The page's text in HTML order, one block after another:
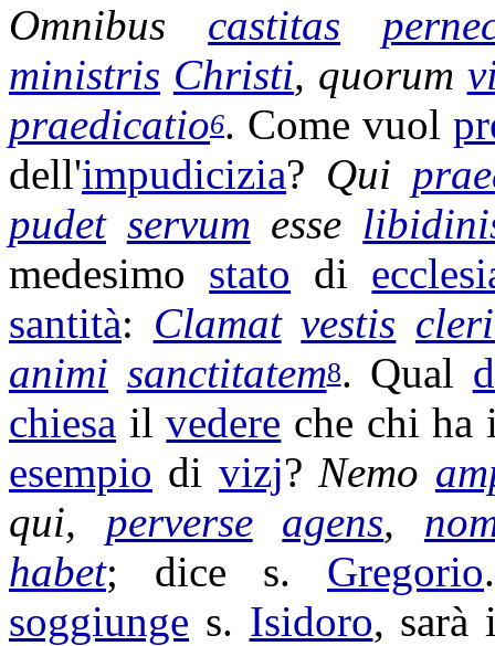
Omnibus castitas
ministris Christi, quorum
praedicatio6. Come vuol
dell'impudicizia? Qui
pudet servum esse
medesimo stato di
santità: Clamat vestis
animi sanctitatem8. Qual
chiesa ilvedere che chi
esempio di vizj?Nemo
qui, perverse agens,
habet; dice s. Gregorio
soggiunge s. Isidoro,